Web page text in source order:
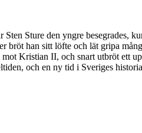
Sture den yngre besegrades,
han sitt löfte och lät gripa
Kristian II, och snart utbröt ett
och en ny tid i Sveriges